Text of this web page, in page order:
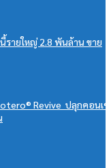
รายใหญ่ 2.8 พันล้าน ขาย
Revive ปลุกคอนเซ